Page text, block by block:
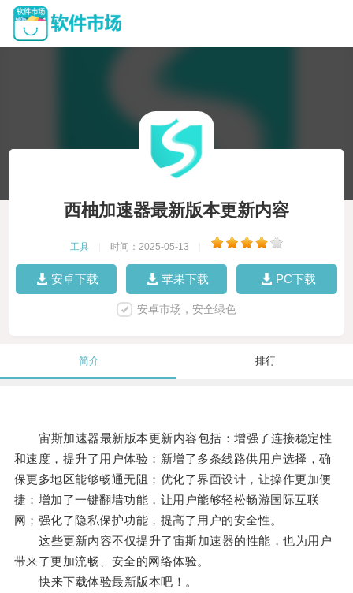
西柚加速器最新版本更新内容
工具 时间：2025-05-13
安卓下载 苹果下载 PC下载
安卓市场，安全绿色
简介 排行
宙斯加速器最新版本更新内容包括：增强了连接稳定性
和速度，提升了用户体验；新增了多条线路供用户选择，确
保更多地区能够畅通无阻；优化了界面设计，让操作更加便
捷；增加了一键翻墙功能，让用户能够轻松畅游国际互联
网；强化了隐私保护功能，提高了用户的安全性。
这些更新内容不仅提升了宙斯加速器的性能，也为用户
带来了更加流畅、安全的网络体验。
快来下载体验最新版本吧！。